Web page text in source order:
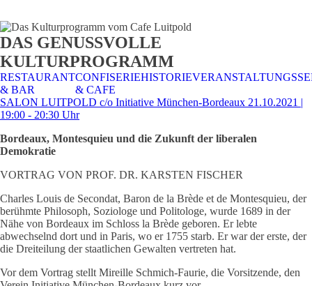
CAFE &
RESTAURANT
TISCHRESERVIERUNG
& KARTE
TISCHRESERVIERUNG
& SPEISEKARTE
DAS GENUSSVOLLE
KULTURPROGRAMM
RESTAURANT
& BAR
CONFISERIE
& CAFE
HISTORIE
SALON LUITPOLD c/o Initiative München-Bordeaux 21.10.2021 |
19:00 - 20:30 Uhr
Bordeaux, Montesquieu und die Zukunft der liberalen
Demokratie
VORTRAG VON PROF. DR. KARSTEN FISCHER
Charles Louis de Secondat, Baron de la Brède et de Montesquieu, der
berühmte Philosoph, Soziologe und Politologe, wurde 1689 in der
Nähe von Bordeaux im Schloss la Brède geboren. Er lebte
abwechselnd dort und in Paris, wo er 1755 starb. Er war der erste, der
die Dreiteilung der staatlichen Gewalten vertreten hat.
Vor dem Vortrag stellt Mireille Schmich-Faurie, die Vorsitzende, den